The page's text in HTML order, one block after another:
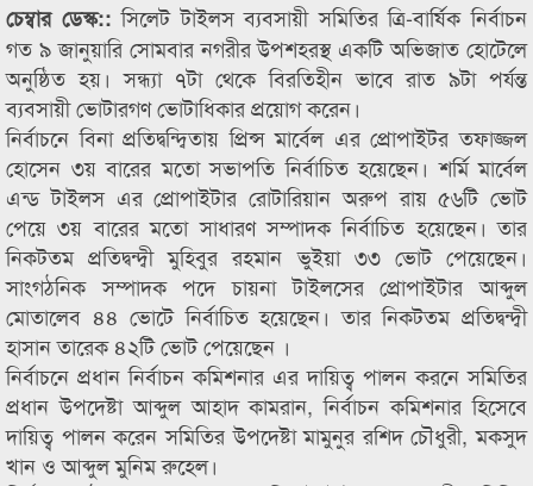
চেম্বার ডেস্ক::সিলেট টাইলস ব্যবসায়ী সমিতির ত্রি-বার্ষিক নির্বাচন
গত ৯ জানুয়ারি সোমবার নগরীর উপশহরস্থ একটি অভিজাত হোটেলে
অনুষ্ঠিত হয়। সন্ধ্যা ৭টা থেকে বিরতিহীন ভাবে রাত ৯টা পর্যন্ত
ব্যবসায়ী ভোটারগণ ভোটাধিকার প্রয়োগ করেন।
নির্বাচনে বিনা প্রতিদ্বন্দ্বিতায় প্রিন্স মার্বেল এর প্রোপাইটর তফাজ্জল
হোসেন ৩য় বারের মতো সভাপতি নির্বাচিত হয়েছেন। শর্মি মার্বেল
এন্ড টাইলস এর প্রোপাইটার রোটারিয়ান অরুপ রায় ৫৬টি ভোট
পেয়ে ৩য় বারের মতো সাধারণ সম্পাদক নির্বাচিত হয়েছেন। তার
নিকটতম প্রতিদ্বন্দ্বী মুহিবুর রহমান ভুইয়া ৩৩ ভোট পেয়েছেন।
সাংগঠনিক সম্পাদক পদে চায়না টাইলসের প্রোপাইটার আব্দুল
মোতালেব ৪৪ ভোটে নির্বাচিত হয়েছেন। তার নিকটতম প্রতিদ্বন্দ্বী
হাসান তারেক ৪২টি ভোট পেয়েছেন ।
নির্বাচনে প্রধান নির্বাচন কমিশনার এর দায়িত্ব পালন করনে সমিতির
প্রধান উপদেষ্টা আব্দুল আহাদ কামরান, নির্বাচন কমিশনার হিসেবে
দায়িত্ব পালন করেন সমিতির উপদেষ্টা মামুনুর রশিদ চৌধুরী, মকসুদ
খান ও আব্দুল মুনিম রুহেল।